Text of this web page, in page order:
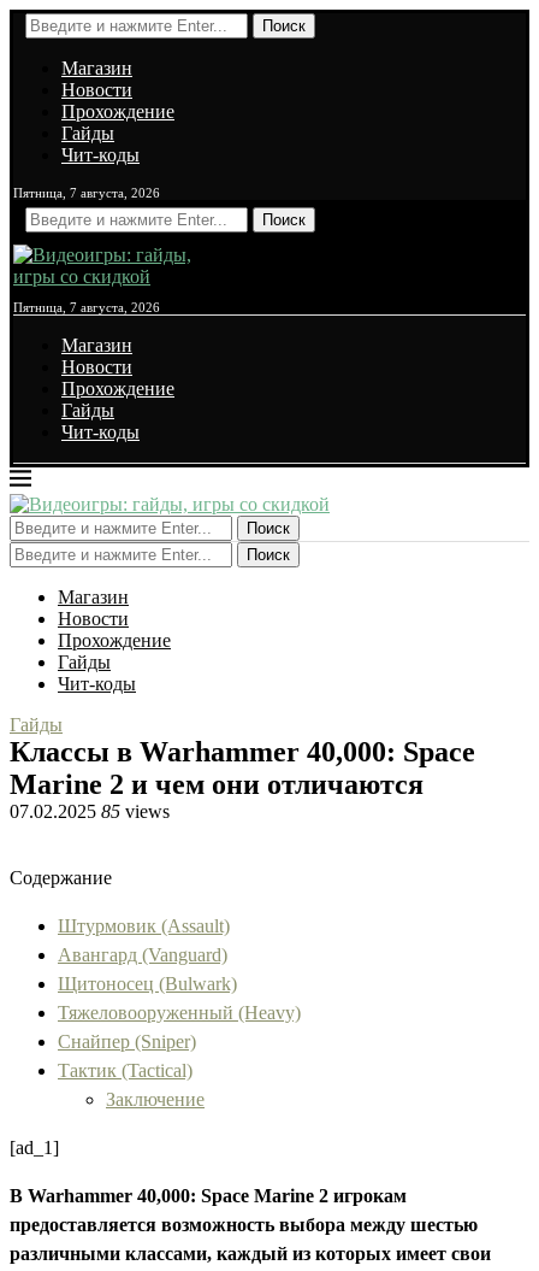
Поиск
Магазин
Новости
Прохождение
Гайды
Чит-коды
Пятница, 7 августа, 2026
Поиск
Пятница, 7 августа, 2026
Магазин
Новости
Прохождение
Гайды
Чит-коды
Поиск
Поиск
Магазин
Новости
Прохождение
Гайды
Чит-коды
Гайды
Классы в Warhammer 40,000: Space
Marine 2 и чем они отличаются
07.02.2025 85 views
Содержание
Штурмовик (Assault)
Авангард (Vanguard)
Щитоносец (Bulwark)
Тяжеловооруженный (Heavy)
Снайпер (Sniper)
Тактик (Tactical)
Заключение
[ad_1]
В Warhammer 40,000: Space Marine 2 игрокам
предоставляется возможность выбора между шестью
различными классами, каждый из которых имеет свои